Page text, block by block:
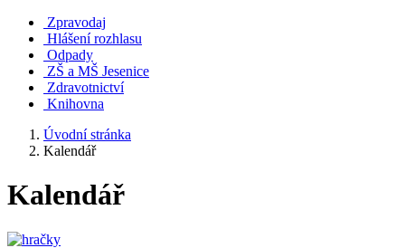
Zpravodaj
Hlášení rozhlasu
Odpady
ZŠ a MŠ Jesenice
Zdravotnictví
Knihovna
Úvodní stránka
Kalendář
Kalendář